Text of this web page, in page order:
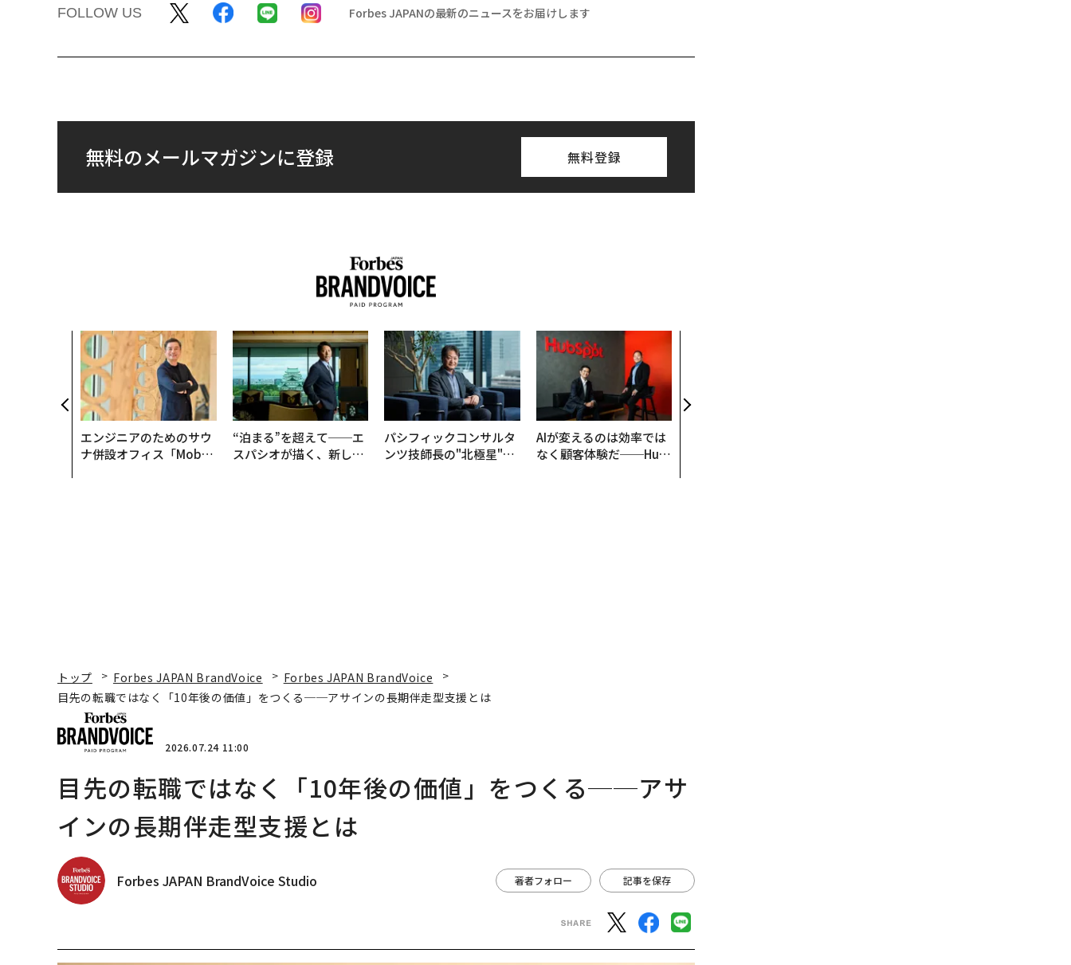
FOLLOW US Forbes JAPANの最新のニュースをお届けします
無料のメールマガジンに登録 無料登録
エンジニアのためのサウ
ナ併設オフィス「Mobiu
“泊まる”を超えて──エ
スパシオが描く、新しい
パシフィックコンサルタ
ンツ技師長の"北極星"。
AIが変えるのは効率では
なく顧客体験だ──Hub
トップ Forbes JAPAN BrandVoice
Forbes JAPAN BrandVoice
目先の転職ではなく「10年後の価値」をつくる──アサインの長期伴走型支援とは
2026.07.24 11:00
目先の転職ではなく「10年後の価値」をつくる──アサ
インの長期伴走型支援とは
Forbes JAPAN BrandVoice Studio 著者フォロー 記事を保存